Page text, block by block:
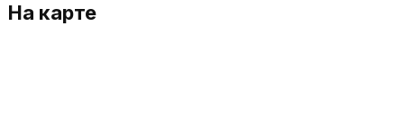
На карте